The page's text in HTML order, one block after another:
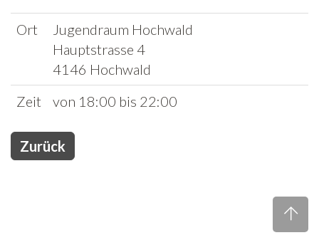
Jobs
Freiwilligenarbeit
News
Newsletter
Ort
Jugendraum Hochwald
Hauptstrasse 4
4146 Hochwald
Zeit
von 18:00 bis 22:00
Zurück